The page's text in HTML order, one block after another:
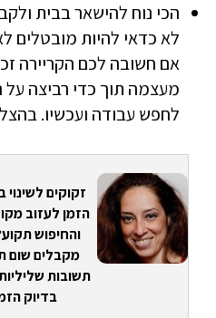
הכי נוח להישאר בבית
לא כדאי להיות מובטלים
אם חשובה לכם הקריירה
מעצמה תוך כדי רביצה
לחפש עבודה ועכשיו.
זקוקים
הזמן לעזוב
והחיפוש
מקבלים שום
תשובות
בדיוק